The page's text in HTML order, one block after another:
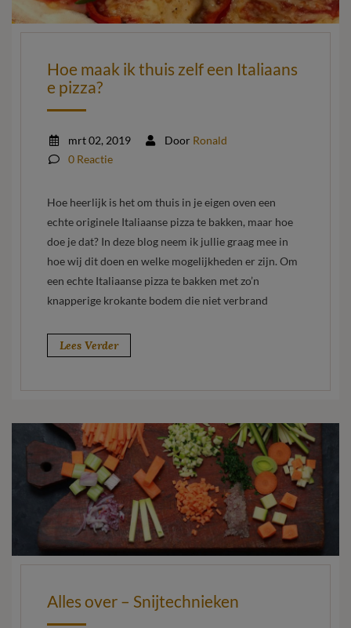
Hoe maak ik thuis zelf een Italiaans
e pizza?
mrt 02, 2019 Door Ronald
0 Reactie
Hoe heerlijk is het om thuis in je eigen oven een
echte originele Italiaanse pizza te bakken, maar hoe
doe je dat? In deze blog neem ik jullie graag mee in
hoe wij dit doen en welke mogelijkheden er zijn. Om
een echte Italiaanse pizza te bakken met zo’n
knapperige krokante bodem die niet verbrand
Lees Verder
Alles over – Snijtechnieken